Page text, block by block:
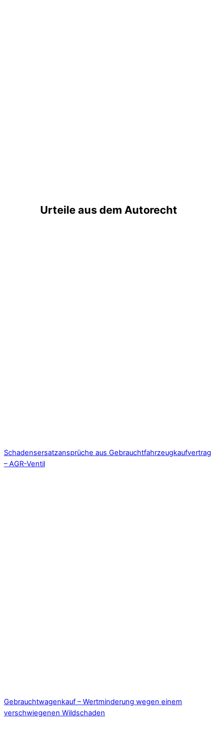
Urteile aus dem Autorecht
Schadensersatzansprüche aus Gebrauchtfahrzeugkaufvertrag
– AGR-Ventil
Gebrauchtwagenkauf – Wertminderung wegen einem
verschwiegenen Wildschaden